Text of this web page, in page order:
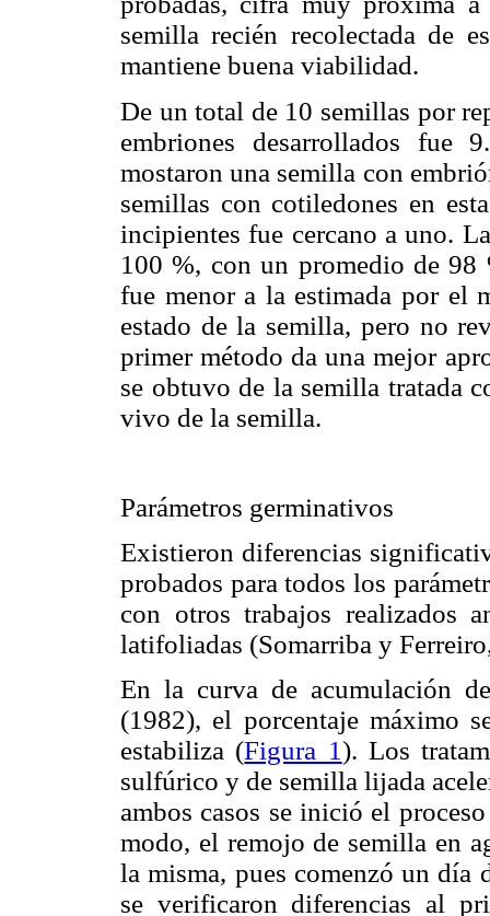
semilla recién recolectada de
mantiene buena viabilidad.
De un total de 10 semillas por
embriones desarrollados fue
mostaron una semilla con
semillas con cotiledones en
incipientes fue cercano a uno.
100 %, con un promedio de 98
fue menor a la estimada por el
estado de la semilla, pero no
primer método da una mejor
se obtuvo de la semilla tratada
vivo de la semilla.
Parámetros germinativos
Existieron diferencias
probados para todos los
con otros trabajos realizados
latifoliadas (Somarriba y
En la curva de acumulación
(1982), el porcentaje máximo
estabiliza (Figura 1). Los
sulfúrico y de semilla lijada
ambos casos se inició el
modo, el remojo de semilla en
la misma, pues comenzó un día
se verificaron diferencias al